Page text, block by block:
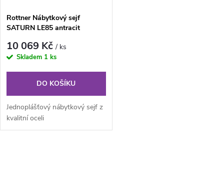
Rottner Nábytkový sejf
SATURN LE85 antracit
10 069 Kč/ ks
Skladem 1 ks
DO KOŠÍKU
Jednoplášťový nábytkový sejf z
kvalitní oceli